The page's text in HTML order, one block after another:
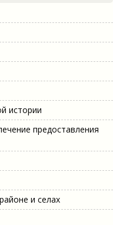
истории
предоставления
и селах